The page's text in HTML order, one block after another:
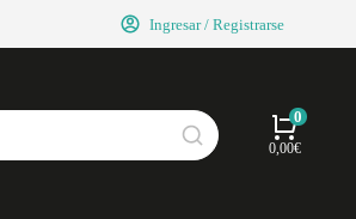
Ingresar / Registrarse
0,00€